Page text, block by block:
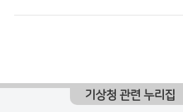
기상청 관련 누리집